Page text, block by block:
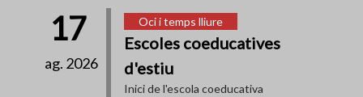
17
ag. 2026
Oci i temps lliure
Escoles coeducatives
d'estiu
Inici de l'escola coeducativa